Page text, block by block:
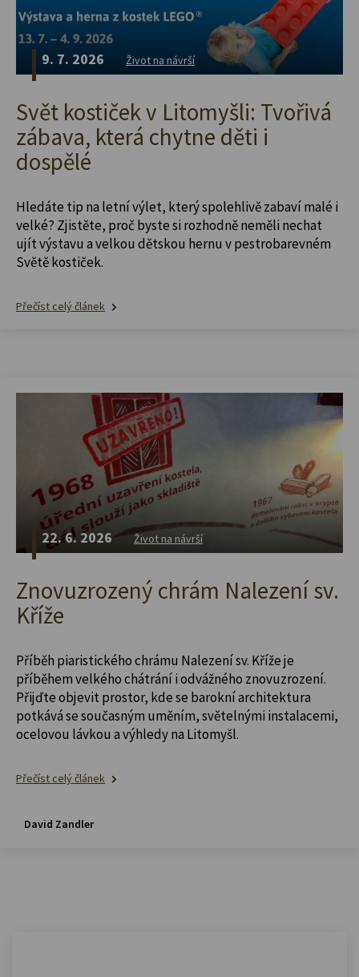
9. 7. 2026 Život na návrší
Svět kostiček v Litomyšli: Tvořivá
zábava, která chytne děti i
dospělé
Hledáte tip na letní výlet, který spolehlivě zabaví malé i
velké? Zjistěte, proč byste si rozhodně neměli nechat
ujít výstavu a velkou dětskou hernu v pestrobarevném
Světě kostiček.
Přečíst celý článek
22. 6. 2026 Život na návrší
Znovuzrozený chrám Nalezení sv.
Kříže
Příběh piaristického chrámu Nalezení sv. Kříže je
příběhem velkého chátrání i odvážného znovuzrození.
Přijďte objevit prostor, kde se barokní architektura
potkává se současným uměním, světelnými instalacemi,
ocelovou lávkou a výhledy na Litomyšl.
Přečíst celý článek
David Zandler